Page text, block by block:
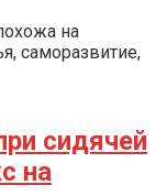
на
саморазвитие,
сидячей
на